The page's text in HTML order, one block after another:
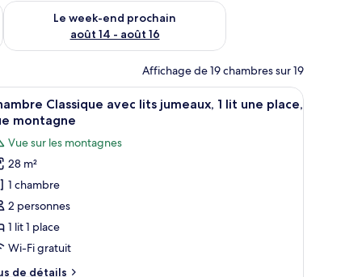
août 7 - août 9
Le week-end prochain
août 14 - août 16
Vérifier la disponibilité pour le week-end prochain août 14 -
Affichage de 19 chambres sur 19
et d’un élément décoratif mural.
lit, d’un téléviseur à écran plat, d’une table de chevet avec une lampe et
:
Minibar, coffres-forts dans les chambres,
11
Classique avec lits jumeaux, 1 lit une place,
montagne
Vue sur les montagnes
28 m²
1 chambre
2 personnes
1 lit 1 place
Wi-Fi gratuit
de détails